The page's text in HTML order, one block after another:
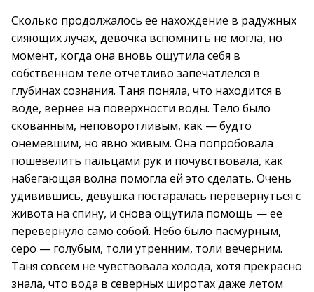
Сколько продолжалось ее нахождение в радужных
сияющих лучах, девочка вспомнить не могла, но
момент, когда она вновь ощутила себя в
собственном теле отчетливо запечатлелся в
глубинах сознания. Таня поняла, что находится в
воде, вернее на поверхности воды. Тело было
скованным, неповоротливым, как — будто
онемевшим, но явно живым. Она попробовала
пошевелить пальцами рук и почувствовала, как
набегающая волна помогла ей это сделать. Очень
удивившись, девушка постаралась перевернуться с
живота на спину, и снова ощутила помощь — ее
перевернуло само собой. Небо было пасмурным,
серо — голубым, толи утренним, толи вечерним.
Таня совсем не чувствовала холода, хотя прекрасно
знала, что вода в северных широтах даже летом